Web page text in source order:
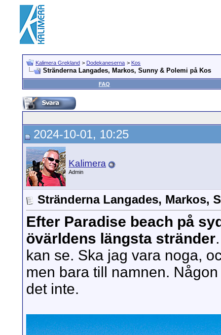
Kalimera Grekland > Dodekaneserna > Kos
Stränderna Langades, Markos, Sunny & Polemi på Kos
FAQ
2024-10-01, 10:25
Kalimera
Admin
Stränderna Langades, Markos,
Efter Paradise beach på
övärldens längsta stränder
kan se. Ska jag vara noga,
men bara till namnen.
det inte.